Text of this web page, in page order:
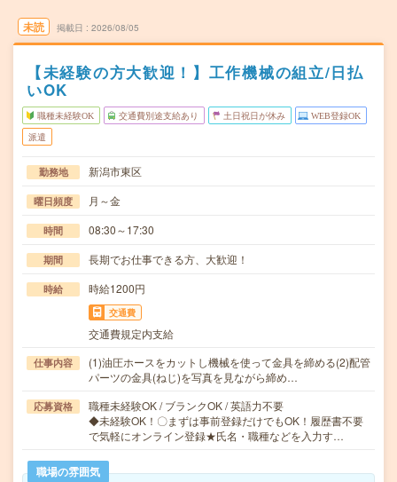
未読 掲載日 2026/08/05
【未経験の方大歓迎！】工作機械の組立/日払
いOK
職種未経験OK 交通費別途支給あり 土日祝日が休み WEB登録OK
派遣
勤務地 新潟市東区
曜日頻度 月～金
時間 08:30～17:30
期間 長期でお仕事できる方、大歓迎！
時給 時給1200円
交通費
交通費規定内支給
仕事内容
(1)油圧ホースをカットし機械を使って金具を締める(2)配管
パーツの金具(ねじ)を写真を見ながら締め…
応募資格
職種未経験OK / ブランクOK / 英語力不要
◆未経験OK！〇まずは事前登録だけでもOK！履歴書不要
で気軽にオンライン登録★氏名・職種などを入力す…
職場の雰囲気